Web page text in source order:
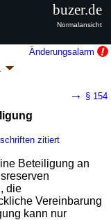
Änderungsalarm
/ Begründung
→ § 154
zitiert
Beteiligung an
die
Vereinbarung
kann nur
buzer.de
Normalansicht